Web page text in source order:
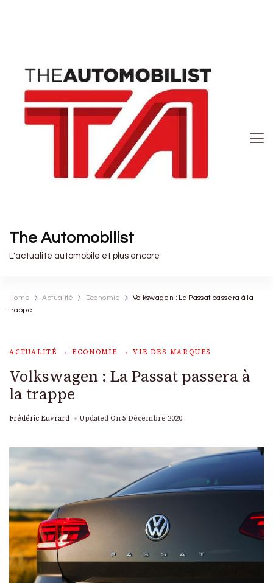
The Automobilist
L'actualité automobile et plus encore
Home Actualité Economie
Volkswagen : La Passat passera à la
trappe
ACTUALITÉ ECONOMIE VIE DES MARQUES
Volkswagen : La Passat passera à
la trappe
Frédéric Euvrard Updated On5 Décembre 2020